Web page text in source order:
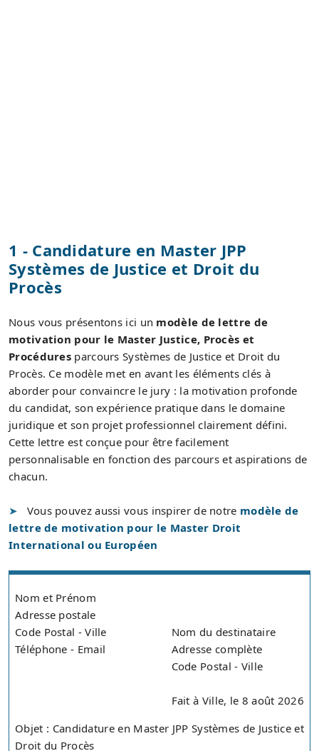
1 - Candidature en Master JPP
Systèmes de Justice et Droit du
Procès
Nous vous présentons ici un modèle de lettre de
motivation pour le Master Justice, Procès et
Procédures parcours Systèmes de Justice et Droit du
Procès. Ce modèle met en avant les éléments clés à
aborder pour convaincre le jury : la motivation profonde
du candidat, son expérience pratique dans le domaine
juridique et son projet professionnel clairement défini.
Cette lettre est conçue pour être facilement
personnalisable en fonction des parcours et aspirations de
chacun.
Vous pouvez aussi vous inspirer de notre modèle de
lettre de motivation pour le Master Droit
International ou Européen
Nom et Prénom
Adresse postale
Code Postal - Ville
Téléphone - Email
Nom du destinataire
Adresse complète
Code Postal - Ville
Fait à Ville, le 8 août 2026
Objet : Candidature en Master JPP Systèmes de Justice et
Droit du Procès